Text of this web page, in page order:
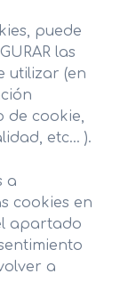
puede
las
utilizar (en
de cookie,
etc... ).
a
cookies en
apartado
a